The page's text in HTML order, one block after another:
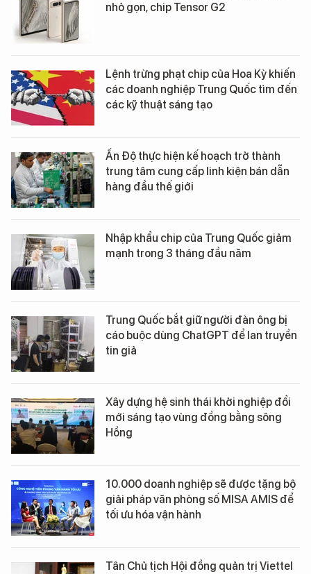
nhỏ gọn, chip Tensor G2
Lệnh trừng phạt chip của Hoa Kỳ khiến
các doanh nghiệp Trung Quốc tìm đến
các kỹ thuật sáng tạo
Ấn Độ thực hiện kế hoạch trở thành
trung tâm cung cấp linh kiện bán dẫn
hàng đầu thế giới
Nhập khẩu chip của Trung Quốc giảm
mạnh trong 3 tháng đầu năm
Trung Quốc bắt giữ người đàn ông bị
cáo buộc dùng ChatGPT để lan truyền
tin giả
Xây dựng hệ sinh thái khởi nghiệp đổi
mới sáng tạo vùng đồng bằng sông
Hồng
10.000 doanh nghiệp sẽ được tặng bộ
giải pháp văn phòng số MISA AMIS để
tối ưu hóa vận hành
Tân Chủ tịch Hội đồng quản trị Viettel